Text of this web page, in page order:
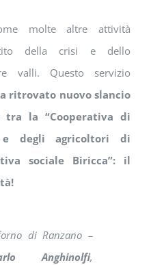
molte altre attività
della crisi e dello
valli. Questo servizio
ritrovato nuovo slancio
tra la “Cooperativa di
e degli agricoltori di
sociale Biricca”: il
di Ranzano –
Anghinolfi,